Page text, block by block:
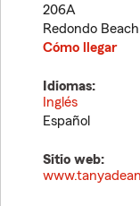
206A
Redondo Beach
Cómo llegar
Idiomas:
Inglés
Español
Sitio web: